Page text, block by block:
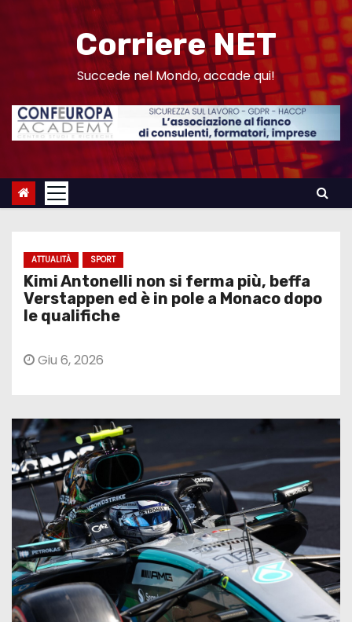
n
Corriere NET
Succede nel Mondo, accade qui!
ATTUALITÀ SPORT
Kimi Antonelli non si ferma più, beffa
Verstappen ed è in pole a Monaco dopo
le qualifiche
Giu 6, 2026